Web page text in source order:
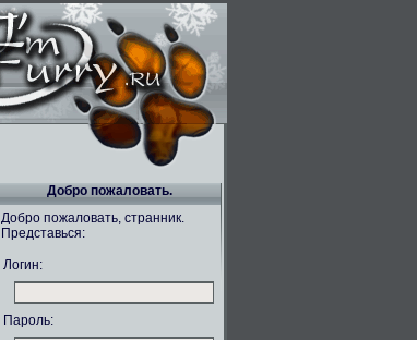
Добро пожаловать.
Добро пожаловать, странник.
Представься:
Логин:
Пароль: